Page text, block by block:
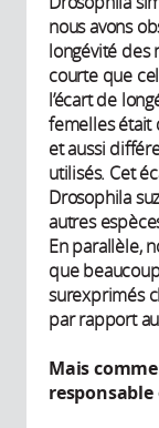
nous avons
longévité des
courte que
l’écart de
femelles était
et aussi
utilisés. Cet
Drosophila
autres
En parallèle,
que
surexprimés
par rapport
Mais
responsable